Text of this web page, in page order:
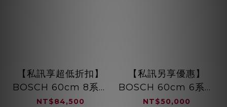
【私訊享超低折扣】
BOSCH 60cm 8系列
全嵌式洗碗機 沸石烘
NT$84,500
【私訊另享優惠】
BOSCH 60cm 6系列
半嵌式洗碗機 8段洗程
NT$50,000